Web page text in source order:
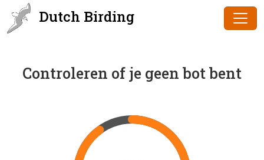
Dutch Birding
Controleren of je geen bot bent